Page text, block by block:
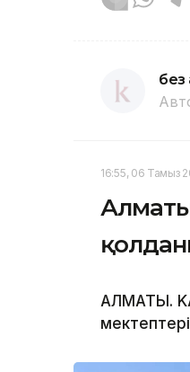
без
16:55, 06 Тамыз
АЛМАТЫ.